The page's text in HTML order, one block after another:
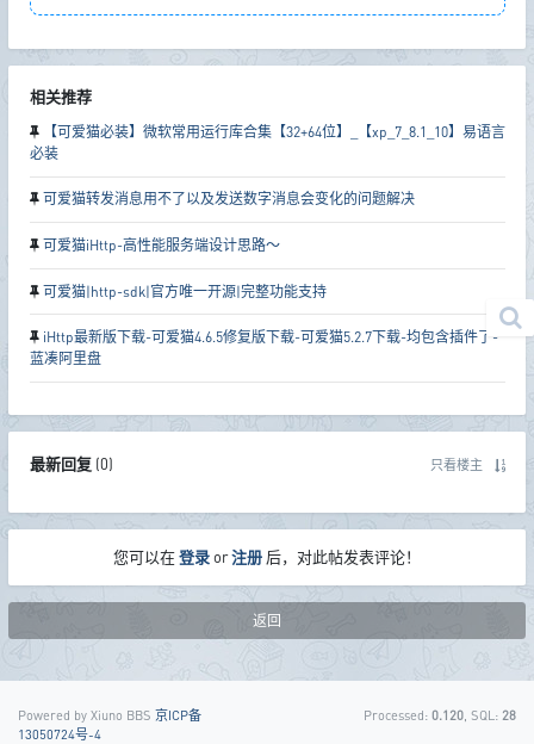
相关推荐
【可爱猫必装】微软常用运行库合集【32+64位】_【xp_7_8.1_10】易语言
必装
可爱猫转发消息用不了以及发送数字消息会变化的问题解决
可爱猫iHttp-高性能服务端设计思路～
可爱猫|http-sdk|官方唯一开源|完整功能支持
iHttp最新版下载-可爱猫4.6.5修复版下载-可爱猫5.2.7下载-均包含插件了-
蓝凑阿里盘
最新回复(0) 只看楼主
您可以在登录or注册 后，对此帖发表评论！
返回
Powered by Xiuno BBS 京ICP备
13050724号-4
Processed: 0.120 , SQL: 28